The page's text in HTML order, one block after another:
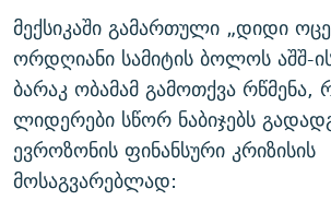
მექსიკაში გამართული „დიდი
ორდღიანი სამიტის ბოლოს აშშ-
ბარაკ ობამამ გამოთქვა
ლიდერები სწორ ნაბიჯებს
ევროზონის ფინანსური კრიზისის
მოსაგვარებლად: